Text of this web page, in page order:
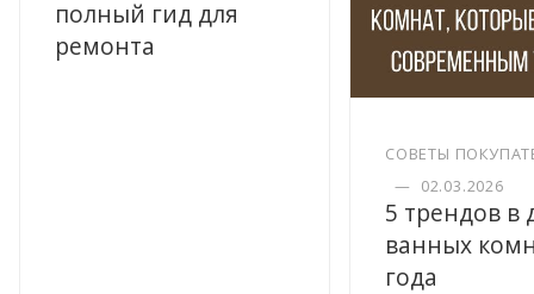
полный гид для
ремонта
СОВЕТЫ
— 02.03.2026
5 трендов в
ванных
года